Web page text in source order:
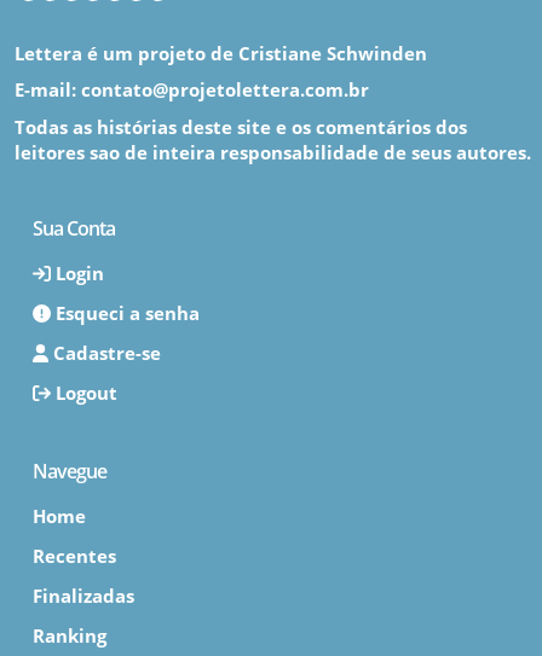
Lettera é um projeto de Cristiane Schwinden
E-mail: contato@projetolettera.com.br
Todas as histórias deste site e os comentários dos
leitores sao de inteira responsabilidade de seus autores.
Sua Conta
Login
Esqueci a senha
Cadastre-se
Logout
Navegue
Home
Recentes
Finalizadas
Ranking